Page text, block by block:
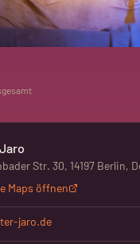
Str. 30, 14197 Berlin,
Maps öffnen
jaro.de